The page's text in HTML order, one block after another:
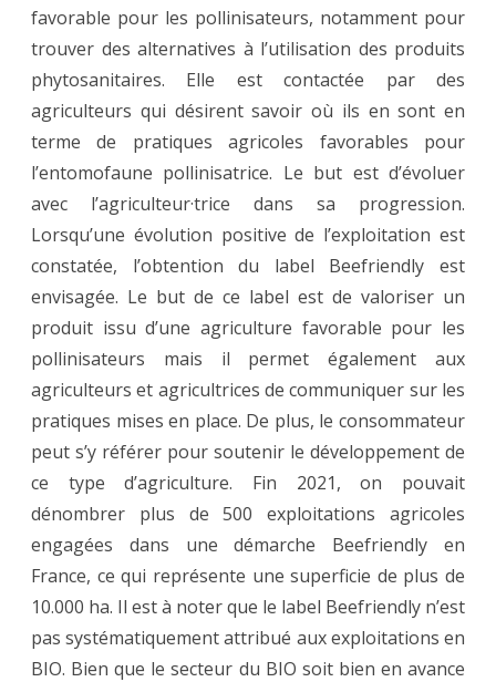
favorable pour les pollinisateurs, notamment pour
trouver des alternatives à l’utilisation des produits
phytosanitaires. Elle est contactée par des
agriculteurs qui désirent savoir où ils en sont en
terme de pratiques agricoles favorables pour
l’entomofaune pollinisatrice. Le but est d’évoluer
avec l’agriculteur·trice dans sa progression.
Lorsqu’une évolution positive de l’exploitation est
constatée, l’obtention du label Beefriendly est
envisagée. Le but de ce label est de valoriser un
produit issu d’une agriculture favorable pour les
pollinisateurs mais il permet également aux
agriculteurs et agricultrices de communiquer sur les
pratiques mises en place. De plus, le consommateur
peut s’y référer pour soutenir le développement de
ce type d’agriculture. Fin 2021, on pouvait
dénombrer plus de 500 exploitations agricoles
engagées dans une démarche Beefriendly en
France, ce qui représente une superficie de plus de
10.000 ha. Il est à noter que le label Beefriendly n’est
pas systématiquement attribué aux exploitations en
BIO. Bien que le secteur du BIO soit bien en avance